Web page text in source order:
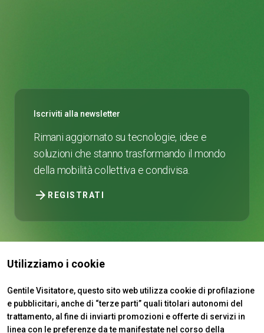
Iscriviti alla newsletter
Rimani aggiornato su tecnologie, idee e
soluzioni che stanno trasformando il mondo
della mobilità collettiva e condivisa.
REGISTRATI
arrow_forward
Utilizziamo i cookie
Gentile Visitatore, questo sito web utilizza cookie di profilazione
e pubblicitari, anche di “terze parti” quali titolari autonomi del
trattamento, al fine di inviarti promozioni e offerte di servizi in
linea con le preferenze da te manifestate nel corso della